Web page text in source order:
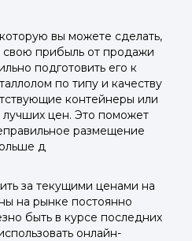
вы можете сделать,
свою прибыль от продажи
подготовить его к
по типу и качеству
контейнеры или
цен. Это поможет
размещение
д
за текущими ценами на
на рынке постоянно
быть в курсе последних
онлайн-